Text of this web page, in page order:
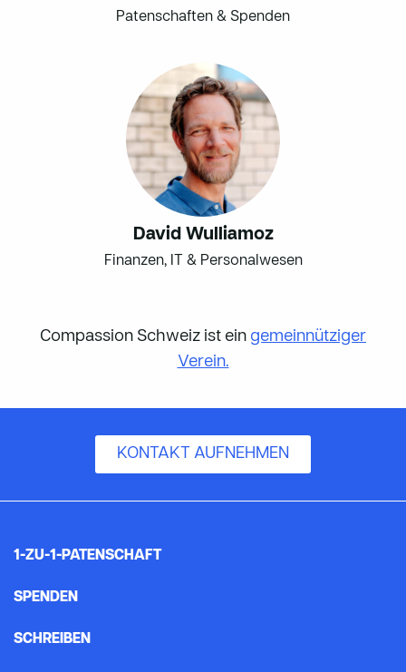
Patenschaften & Spenden
David Wulliamoz
Finanzen, IT & Personalwesen
Compassion Schweiz ist ein gemeinnütziger
Verein.
KONTAKT AUFNEHMEN
1-ZU-1-PATENSCHAFT
SPENDEN
SCHREIBEN